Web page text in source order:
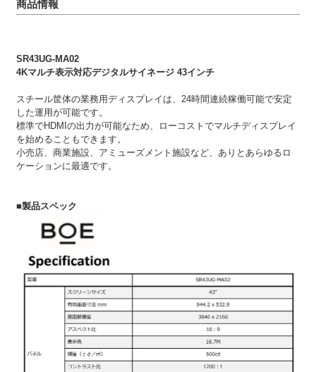
商品情報
SR43UG-MA02
4Kマルチ表示対応デジタルサイネージ 43インチ
スチール筐体の業務用ディスプレイは、24時間連続稼働可能で安定
した運用が可能です。
標準でHDMIの出力が可能なため、ローコストでマルチディスプレイ
を始めることもできます。
小売店、商業施設、アミューズメント施設など、ありとあらゆるロ
ケーションに最適です。
■製品スペック